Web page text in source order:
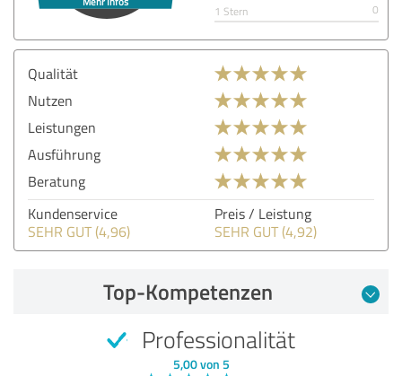
1 Stern
0
Qualität
Nutzen
Leistungen
Ausführung
Beratung
Kundenservice
SEHR GUT (4,96)
Preis / Leistung
SEHR GUT (4,92)
Top-Kompetenzen
Professionalität
5,00 von 5